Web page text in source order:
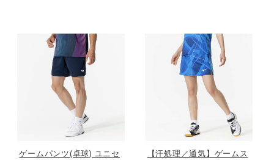
ライフスタイルグッズ
インナー
寝具／ミズノスリープ
ゲームパンツ(卓球) ユニセ
【汗処理／通気】ゲームス